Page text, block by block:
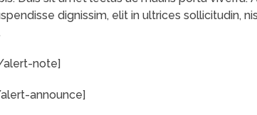
dignissim, elit in ultrices sollicitudin,
alert-note]
announce]